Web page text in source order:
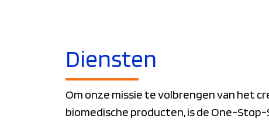
Diensten
Om onze missie te volbrengen van het
biomedische producten, is de One-